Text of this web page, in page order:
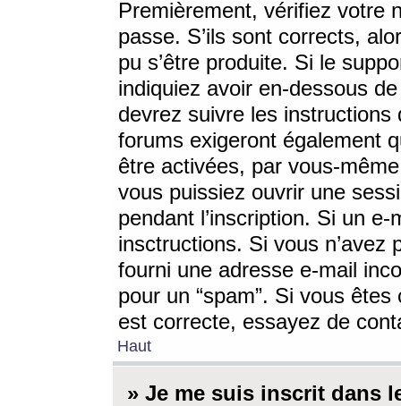
Premièrement, vérifiez votre
passe. S’ils sont corrects,
pu s’être produite. Si le
indiquiez avoir en-dessous
devrez suivre les
forums exigeront également
être activées, par vous-
vous puissiez ouvrir une
pendant l’inscription. Si un
insctructions. Si vous n’avez
fourni une adresse e-mail
pour un “spam”. Si vous
est correcte, essayez de
Haut
» Je me suis inscrit dans